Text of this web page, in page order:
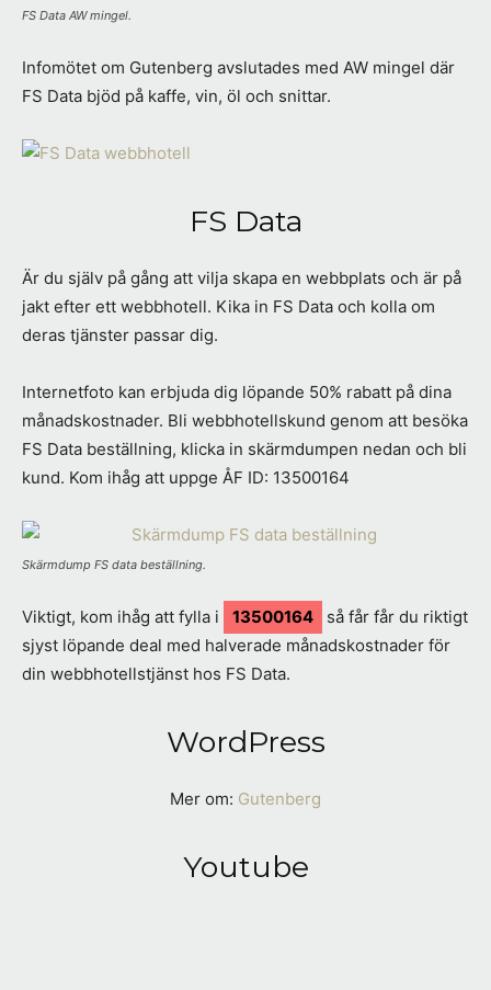
FS Data AW mingel.
Infomötet om Gutenberg avslutades med AW mingel där
FS Data bjöd på kaffe, vin, öl och snittar.
FS Data
Är du själv på gång att vilja skapa en webbplats och är på
jakt efter ett webbhotell. Kika in FS Data och kolla om
deras tjänster passar dig.
Internetfoto kan erbjuda dig löpande 50% rabatt på dina
månadskostnader. Bli webbhotellskund genom att besöka
FS Data beställning, klicka in skärmdumpen nedan och bli
kund. Kom ihåg att uppge ÅF ID: 13500164
Skärmdump FS data beställning.
Viktigt, kom ihåg att fylla i 13500164
så får får du riktigt
sjyst löpande deal med halverade månadskostnader för
din webbhotellstjänst hos FS Data.
WordPress
Mer om: Gutenberg
Youtube